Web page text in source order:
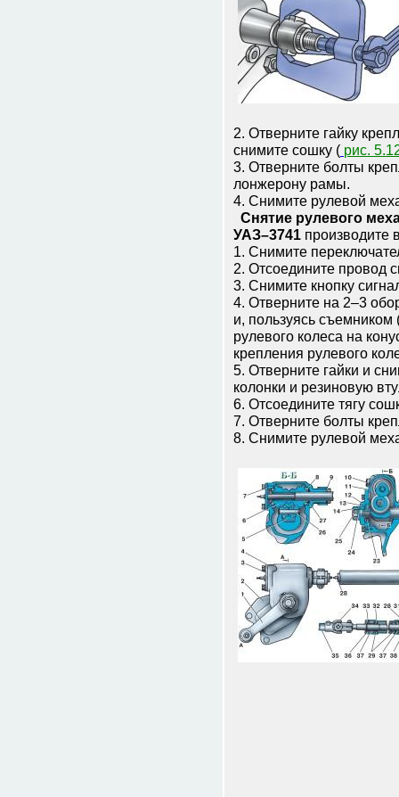
2. Отверните гайку
снимите сошку ( рис.
3. Отверните болты
лонжерону рамы.
4. Снимите рулевой
Снятие рулевого
УАЗ–3741 производите
1. Снимите
2. Отсоедините провод
3. Снимите кнопку
4. Отверните на 2–3
и, пользуясь
рулевого колеса на
крепления рулевого
5. Отверните гайки и
колонки и резиновую
6. Отсоедините тягу
7. Отверните болты
8. Снимите рулевой